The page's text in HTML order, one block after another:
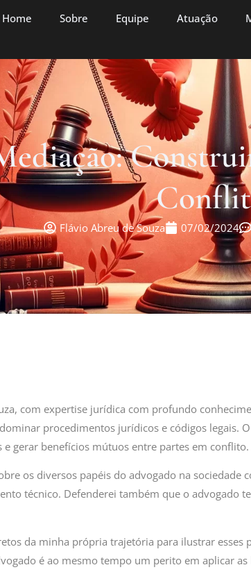
Home Sobre Equipe Atuação
Flávio Abreu de Souza 07/02/2024
com expertise jurídica com profundo
procedimentos jurídicos e códigos legais.
gerar benefícios mútuos entre partes em conflito.
os diversos papéis do advogado na
técnico. Defenderei também que o advogado
da minha própria trajetória para ilustrar
é ao mesmo tempo um perito em aplicar